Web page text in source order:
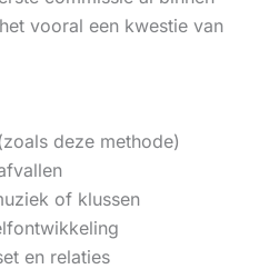
vooral een kwestie van
deze methode)
of klussen
en relaties